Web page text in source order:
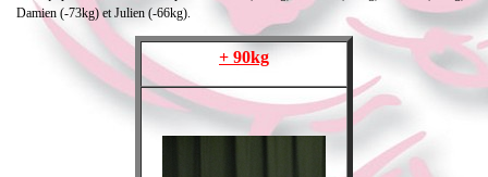
Damien (-73kg) et Julien (-66kg).
+ 90kg